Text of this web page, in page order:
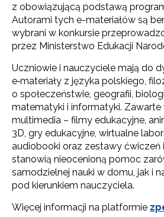
z obowiązującą podstawą
Autorami tych e-materiałów są
wybrani w konkursie
przez Ministerstwo Edukacji
Uczniowie i nauczyciele mają do
e‑materiały z języka polskiego,
o społeczeństwie, geografii,
matematyki i informatyki. Zawarte
multimedia – filmy edukacyjne,
3D, gry edukacyjne, wirtualne
audiobooki oraz zestawy ćwiczeń
stanowią nieocenioną pomoc
samodzielnej nauki w domu, jak i
pod kierunkiem nauczyciela.
Więcej informacji na platformie